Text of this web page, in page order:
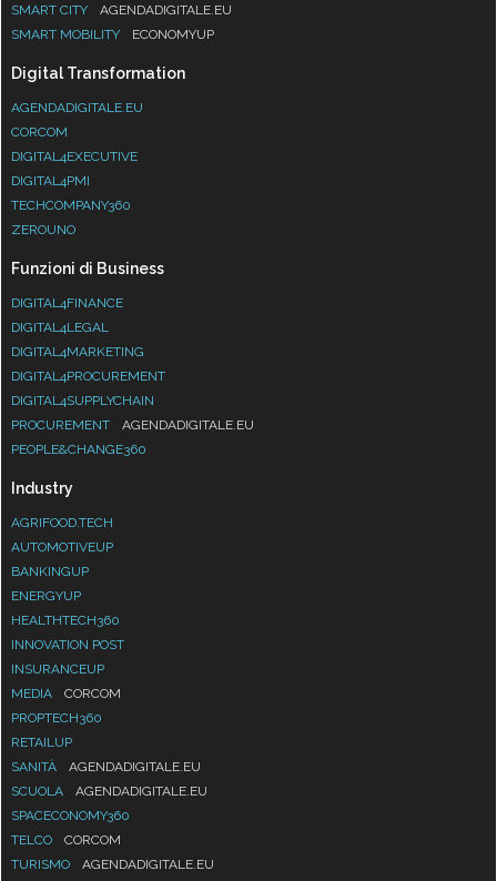
SMART CITY
AGENDADIGITALE.EU
SMART MOBILITY
ECONOMYUP
Digital Transformation
AGENDADIGITALE.EU
CORCOM
DIGITAL4EXECUTIVE
DIGITAL4PMI
TECHCOMPANY360
ZEROUNO
Funzioni di Business
DIGITAL4FINANCE
DIGITAL4LEGAL
DIGITAL4MARKETING
DIGITAL4PROCUREMENT
DIGITAL4SUPPLYCHAIN
PROCUREMENT
AGENDADIGITALE.EU
PEOPLE&CHANGE360
Industry
AGRIFOOD.TECH
AUTOMOTIVEUP
BANKINGUP
ENERGYUP
HEALTHTECH360
INNOVATION POST
INSURANCEUP
MEDIA
CORCOM
PROPTECH360
RETAILUP
SANITÀ
AGENDADIGITALE.EU
SCUOLA
AGENDADIGITALE.EU
SPACECONOMY360
TELCO
CORCOM
TURISMO
AGENDADIGITALE.EU